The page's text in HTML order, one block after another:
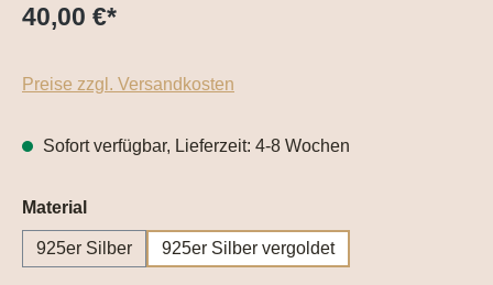
40,00 €*
Preise zzgl. Versandkosten
Sofort verfügbar, Lieferzeit: 4-8 Wochen
Materialauswählen
925er Silber 925er Silber vergoldet